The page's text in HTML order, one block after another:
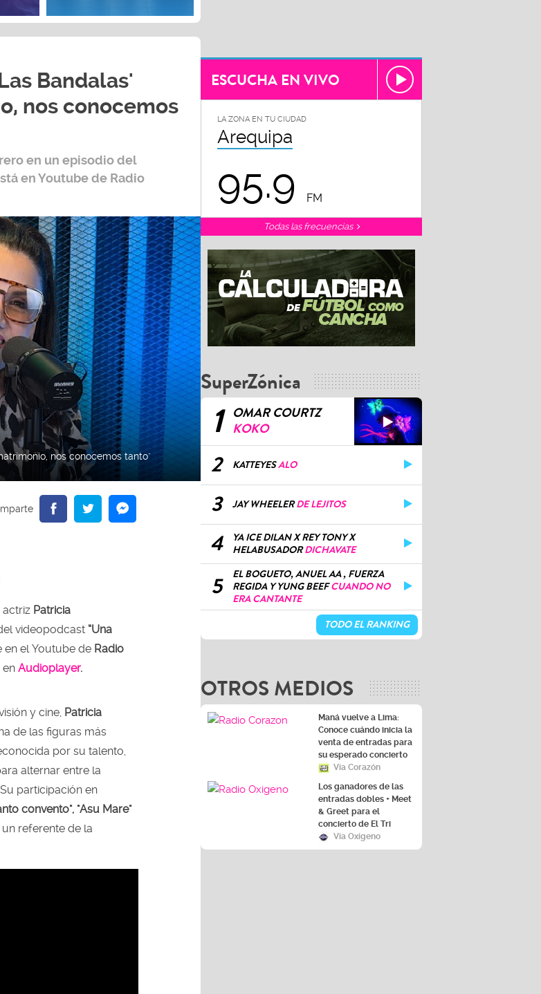
Bandalas'
nos conocemos
en un episodio del
en Youtube de Radio
nos conocemos tanto"
actriz Patricia
videopodcast “Una
en el Youtube de Radio
en Audioplayer.
y cine, Patricia
de las figuras más
por su talento,
alternar entre la
participación en
convento", "Asu Mare"
referente de la
ESCUCHA EN VIVO
LA ZONA EN TU CIUDAD
Arequipa
95.9 FM
Todas las frecuencias
SuperZónica
1
OMAR COURTZ
KOKO
2 KATTEYESALO
3 JAY WHEELERDE LEJITOS
4
YA ICE DILAN X REY TONY X
HELABUSADORDICHAVATE
5
EL BOGUETO, ANUEL AA , FUERZA
REGIDA Y YUNG BEEFCUANDO NO
ERA CANTANTE
TODO EL RANKING
OTROS MEDIOS
Maná vuelve a Lima:
Conoce cuándo inicia la
venta de entradas para
su esperado concierto
Vía Corazón
Los ganadores de las
entradas dobles + Meet
& Greet para el
concierto de El Tri
Vía Oxígeno